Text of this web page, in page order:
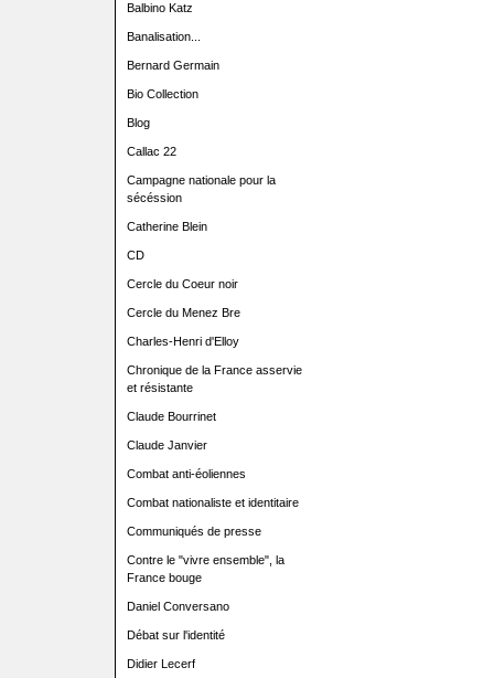
Balbino Katz
Banalisation...
Bernard Germain
Bio Collection
Blog
Callac 22
Campagne nationale pour la
sécéssion
Catherine Blein
CD
Cercle du Coeur noir
Cercle du Menez Bre
Charles-Henri d'Elloy
Chronique de la France asservie
et résistante
Claude Bourrinet
Claude Janvier
Combat anti-éoliennes
Combat nationaliste et identitaire
Communiqués de presse
Contre le "vivre ensemble", la
France bouge
Daniel Conversano
Débat sur l'identité
Didier Lecerf